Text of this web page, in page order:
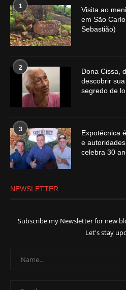
1
Visita ao
em São
Sebastião)
2
Dona Cissa,
descobrir
segredo de
3
Expotécnica
e
celebra 30
NEWSLETTER
Subscribe my Newsletter for new
Let's stay